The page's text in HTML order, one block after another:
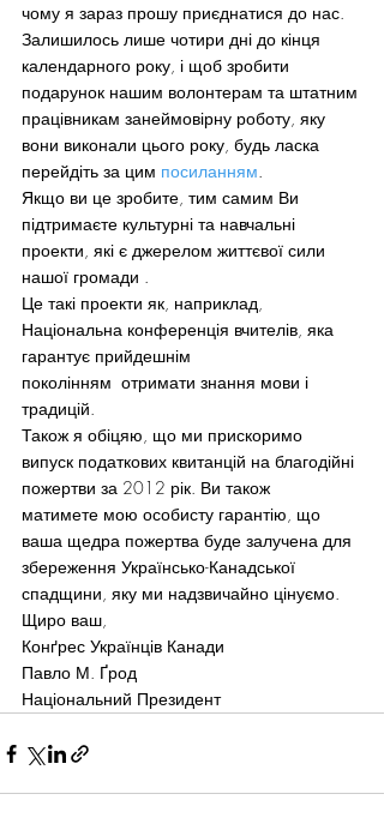
чому я зараз прошу приєднатися до нас.
Залишилось лише чотири дні до кінця
календарного року, і щоб зробити
подарунок нашим волонтерам та штатним
працівникам занеймовірну роботу, яку
вони виконали цього року, будь ласка
перейдіть за цим посиланням.
Якщо ви це зробите, тим самим Ви
підтримаєте культурні та навчальні
проекти, які є джерелом життєвої сили
нашої громади .
Це такі проекти як, наприклад,
Національна конференція вчителів, яка
гарантує прийдешнім
поколінням  отримати знання мови і
традицій.
Також я обіцяю, що ми прискоримо
випуск податкових квитанцій на благодійні
пожертви за 2012 рік. Ви також
матимете мою особисту гарантію, що
ваша щедра пожертва буде залучена для
збереження Українсько-Канадської
спадщини, яку ми надзвичайно цінуємо.
Щиро ваш,
Конґрес Українців Канади
Павло М. Ґрод
Національний Президент